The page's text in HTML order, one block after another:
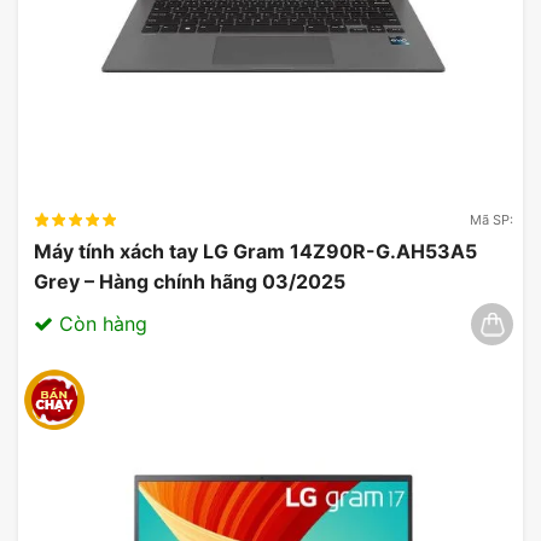
Mã SP:
Máy tính xách tay LG Gram 14Z90R-G.AH53A5
Grey – Hàng chính hãng 03/2025
Còn hàng